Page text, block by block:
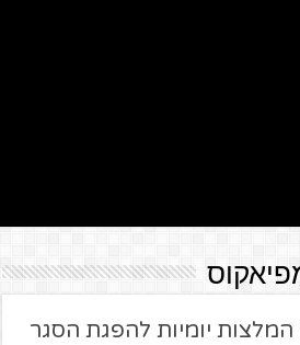
יומיות להפגת הסגר